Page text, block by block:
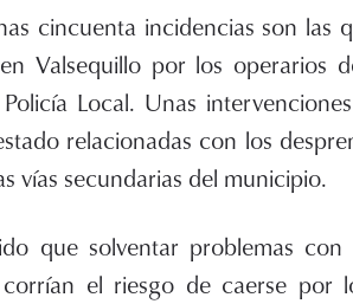
cincuenta incidencias son las
Valsequillo por los operarios
Local. Unas
relacionadas con los
vías secundarias del municipio.
que solventar problemas
el riesgo de caerse por